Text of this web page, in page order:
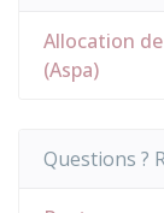
Allocation
(Aspa)
Questions ?